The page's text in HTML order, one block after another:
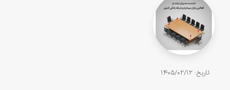
تاريخ: 1405/02/12